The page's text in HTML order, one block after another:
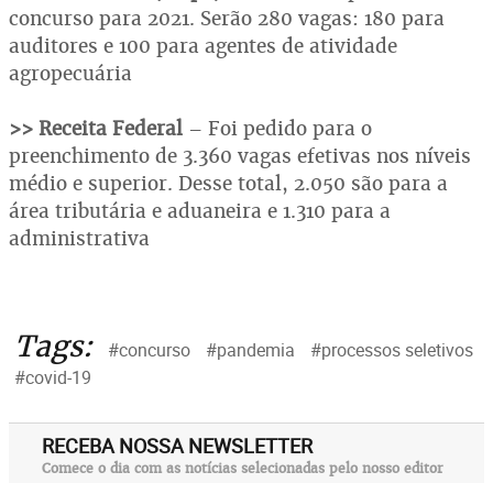
concurso para 2021. Serão 280 vagas: 180 para
auditores e 100 para agentes de atividade
agropecuária
>> Receita Federal – Foi pedido para o
preenchimento de 3.360 vagas efetivas nos níveis
médio e superior. Desse total, 2.050 são para a
área tributária e aduaneira e 1.310 para a
administrativa
Tags: #concurso #pandemia
#processos seletivos
#covid-19
RECEBA NOSSA NEWSLETTER
Comece o dia com as notícias selecionadas pelo nosso editor